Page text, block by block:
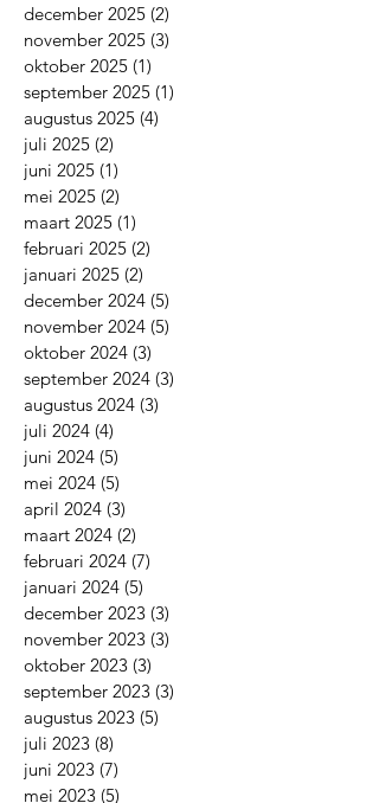
december 2025 (2)
november 2025 (3)
oktober 2025 (1)
september 2025 (1)
augustus 2025 (4)
juli 2025 (2)
juni 2025 (1)
mei 2025 (2)
maart 2025 (1)
februari 2025 (2)
januari 2025 (2)
december 2024 (5)
november 2024 (5)
oktober 2024 (3)
september 2024 (3)
augustus 2024 (3)
juli 2024 (4)
juni 2024 (5)
mei 2024 (5)
april 2024 (3)
maart 2024 (2)
februari 2024 (7)
januari 2024 (5)
december 2023 (3)
november 2023 (3)
oktober 2023 (3)
september 2023 (3)
augustus 2023 (5)
juli 2023 (8)
juni 2023 (7)
mei 2023 (5)